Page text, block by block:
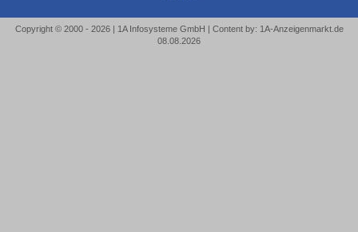
Copyright © 2000 - 2026 | 1A Infosysteme GmbH | Content by: 1A-Anzeigenmarkt.de
08.08.2026